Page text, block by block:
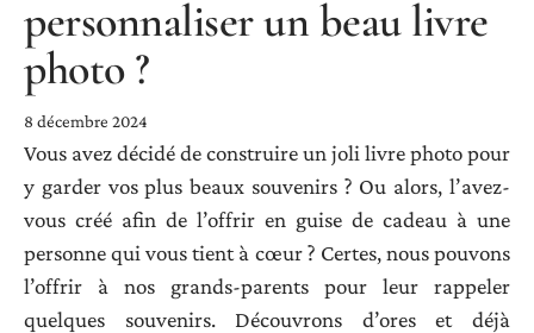
personnaliser un beau livre
photo ?
8 décembre 2024
Vous avez décidé de construire un joli livre photo pour
y garder vos plus beaux souvenirs ? Ou alors, l’avez-
vous créé afin de l’offrir en guise de cadeau à une
personne qui vous tient à cœur ? Certes, nous pouvons
l’offrir à nos grands-parents pour leur rappeler
quelques souvenirs. Découvrons d’ores et déjà